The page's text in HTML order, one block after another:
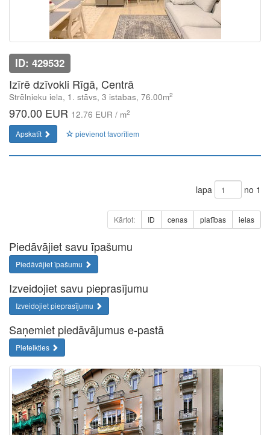
ID: 429532
Izīrē dzīvokli Rīgā, Centrā
Strēlnieku iela, 1. stāvs, 3 istabas, 76.00m2
970.00 EUR 12.76 EUR / m2
Apskatīt pievienot favorītiem
lapa no 1
Kārtot: ID cenas platības ielas
Piedāvājiet savu īpašumu
Piedāvājiet īpašumu
Izveidojiet savu pieprasījumu
Izveidojiet pieprasījumu
Saņemiet piedāvājumus e-pastā
Pieteikties